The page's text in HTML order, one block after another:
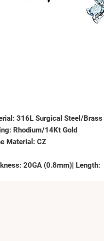
316L Surgical Steel/Brass
Rhodium/14Kt Gold
Material: CZ